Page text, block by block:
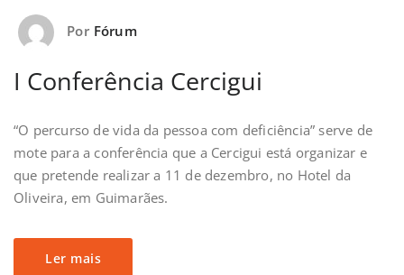
Por Fórum
I Conferência Cercigui
“O percurso de vida da pessoa com deficiência” serve de
mote para a conferência que a Cercigui está organizar e
que pretende realizar a 11 de dezembro, no Hotel da
Oliveira, em Guimarães.
Ler mais